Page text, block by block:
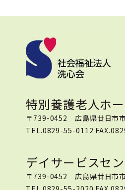
特別養護老人ホ
〒739-0452 広島県廿日市
TEL.0829-55-0112
デイサービスセ
〒739-0452 広島県廿日市